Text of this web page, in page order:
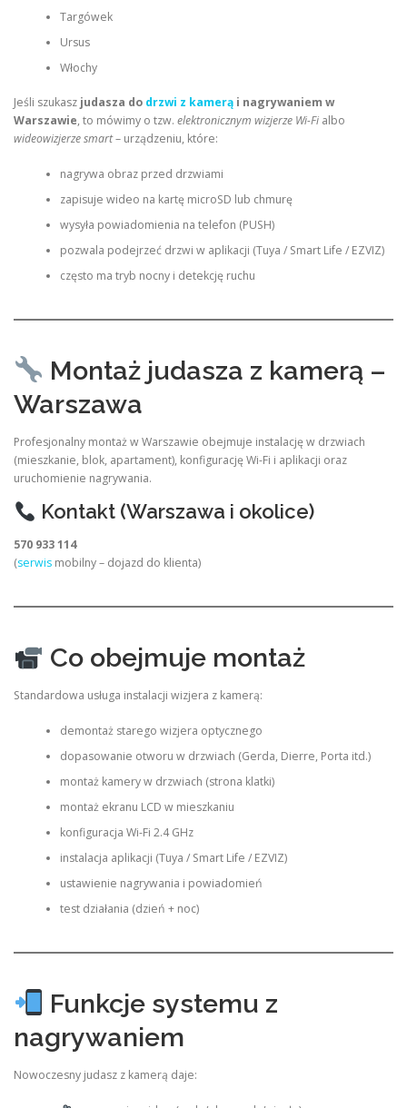
Targówek
Ursus
Włochy
Jeśli szukasz judasza do drzwi z kamerą i nagrywaniem w
Warszawie, to mówimy o tzw. elektronicznym wizjerze Wi-Fi albo
wideowizjerze smart– urządzeniu, które:
nagrywa obraz przed drzwiami
zapisuje wideo na kartę microSD lub chmurę
wysyła powiadomienia na telefon (PUSH)
pozwala podejrzeć drzwi w aplikacji (Tuya / Smart Life / EZVIZ)
często ma tryb nocny i detekcję ruchu
Montaż judasza z kamerą –
Warszawa
Profesjonalny montaż w Warszawie obejmuje instalację w drzwiach
(mieszkanie, blok, apartament), konfigurację Wi-Fi i aplikacji oraz
uruchomienie nagrywania.
Kontakt (Warszawa i okolice)
570 933 114
(serwis mobilny – dojazd do klienta)
Co obejmuje montaż
Standardowa usługa instalacji wizjera z kamerą:
demontaż starego wizjera optycznego
dopasowanie otworu w drzwiach (Gerda, Dierre, Porta itd.)
montaż kamery w drzwiach (strona klatki)
montaż ekranu LCD w mieszkaniu
konfiguracja Wi-Fi 2.4 GHz
instalacja aplikacji (Tuya / Smart Life / EZVIZ)
ustawienie nagrywania i powiadomień
test działania (dzień + noc)
Funkcje systemu z
nagrywaniem
Nowoczesny judasz z kamerą daje: